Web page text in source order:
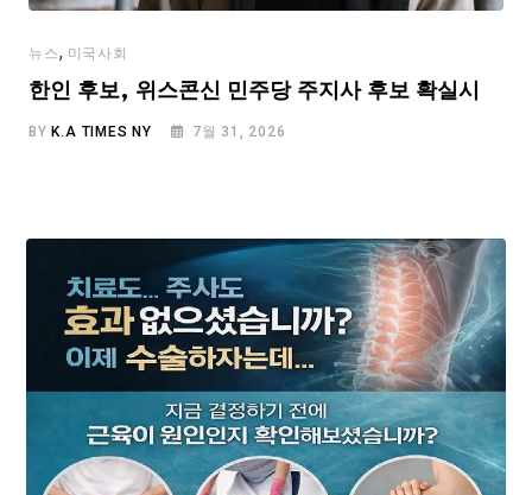
뉴스, 미국사회
한인 후보, 위스콘신 민주당 주지사 후보 확실시
BY K.A TIMES NY 7월 31, 2026